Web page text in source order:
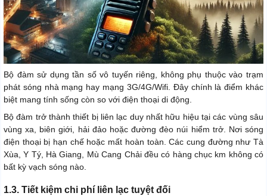
Bộ đàm sử dụng tần số vô tuyến riêng, không phụ thuộc vào trạm
phát sóng nhà mạng hay mạng 3G/4G/Wifi. Đây chính là điểm khác
biệt mang tính sống còn so với điện thoại di động.
Bộ đàm trở thành thiết bị liên lạc duy nhất hữu hiệu tại các vùng sâu
vùng xa, biên giới, hải đảo hoặc đường đèo núi hiểm trở. Nơi sóng
điện thoại bị hạn chế hoặc mất hoàn toàn. Các cung đường như Tà
Xùa, Y Tý, Hà Giang, Mù Cang Chải đều có hàng chục km không có
bất kỳ vạch sóng nào.
1.3. Tiết kiệm chi phí liên lạc tuyệt đối